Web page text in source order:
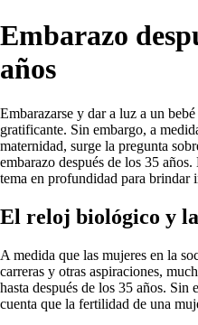
Embarazo
años
Embarazarse y dar a luz a un
gratificante. Sin embargo, a
maternidad, surge la pregunta
embarazo después de los 35
tema en profundidad para brindar
El reloj biológico y
A medida que las mujeres en la
carreras y otras aspiraciones,
hasta después de los 35 años. Sin
cuenta que la fertilidad de una